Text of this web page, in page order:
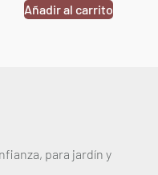
Añadir al carrito
para jardín y